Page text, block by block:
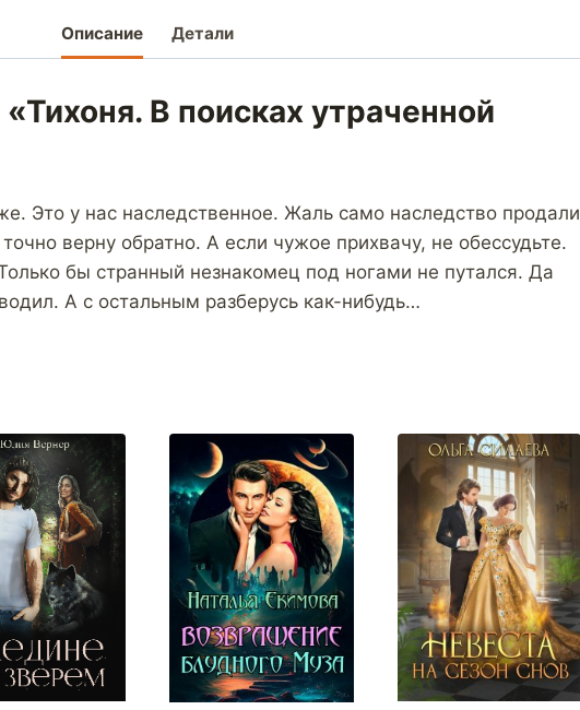
Описание Детали
В поисках утраченной
Это у нас наследственное. Жаль само наследство продали
верну обратно. А если чужое прихвачу, не обессудьте.
бы странный незнакомец под ногами не путался. Да
А с остальным разберусь как-нибудь…